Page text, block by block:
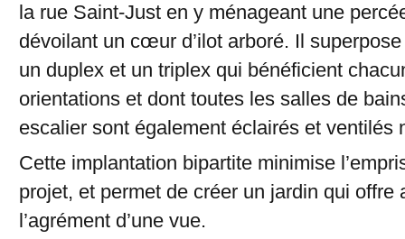
la rue Saint-Just en y ménageant une
dévoilant un cœur d’ilot arboré. Il
un duplex et un triplex qui bénéficient
orientations et dont toutes les salles de
escalier sont également éclairés et ventilés
Cette implantation bipartite minimise
projet, et permet de créer un jardin qui offre
l’agrément d’une vue.